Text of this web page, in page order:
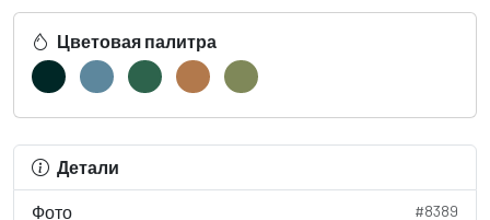
Цветовая палитра
Детали
Фото #8389